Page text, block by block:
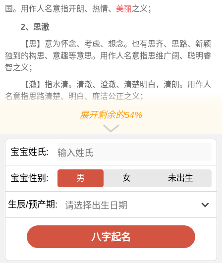
国。用作人名意指开朗、热情、 美丽之义；
2、思澈
【思】意为怀念、考虑、想念。也有思齐、思路、新颖
独到的构思、意趣等意思。用作人名意指思维广阔、聪明睿
智之义；
【澈】指水清。清澈、澄澈、清楚明白，清朗。用作人
名意指思路清楚、明白、廉洁公正之义；
【俊】指相貌清秀好看，雄健，英武，如俊俏；指才智
出众，高尚，杰出，
指俊俏、杰出、优秀。
【滕】本义是水向上腾涌；引申张口放言。用作人名意
指文采好、口才好、思维敏捷之义；
4、晗雅
【晗】指天将明。迎接美好的清晨，给予希望！用作人
名意指前程似锦、朝气蓬勃、积极乐观 、神采奕奕之义；
展开剩余的54%
宝宝姓氏:
宝宝性别: 男 女 未出生
生辰/预产期:
八字起名